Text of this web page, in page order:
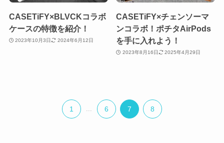
CASETiFY×BLVCKコラボ
ケースの特徴を紹介！
2023年10月3日 2024年6月12日
CASETiFY×チェンソーマ
ンコラボ！ポチタAirPods
を手に入れよう！
2023年8月16日 2025年4月29日
1 6 7 8